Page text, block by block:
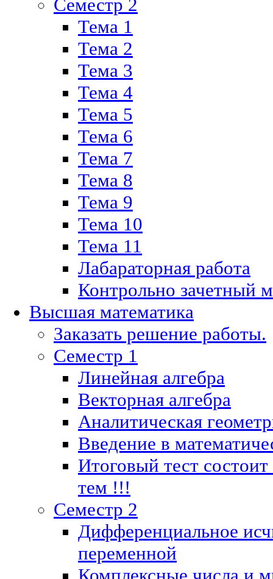
Семестр 2
Тема 1
Тема 2
Тема 3
Тема 4
Тема 5
Тема 6
Тема 7
Тема 8
Тема 9
Тема 10
Тема 11
Лабараторная работа
Контрольно зачетный
Высшая математика
Заказать решение работы.
Семестр 1
Линейная алгебра
Векторная алгебра
Аналитическая
Введение в
Итоговый тест
тем !!!
Семестр 2
Дифференциальное
переменной